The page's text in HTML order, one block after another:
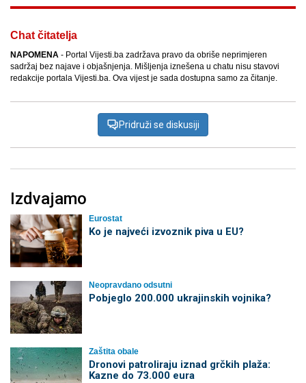
Chat čitatelja
NAPOMENA - Portal Vijesti.ba zadržava pravo da obriše neprimjeren
sadržaj bez najave i objašnjenja. Mišljenja iznešena u chatu nisu stavovi
redakcije portala Vijesti.ba. Ova vijest je sada dostupna samo za čitanje.
Pridruži se diskusiji
Izdvajamo
Eurostat
Ko je najveći izvoznik piva u EU?
Neopravdano odsutni
Pobjeglo 200.000 ukrajinskih vojnika?
Zaštita obale
Dronovi patroliraju iznad grčkih plaža:
Kazne do 73.000 eura